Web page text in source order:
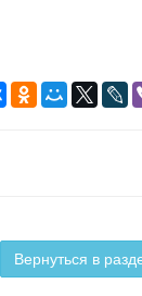
Вернуться в